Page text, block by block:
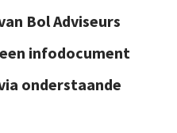
Bol Adviseurs
infodocument
onderstaande